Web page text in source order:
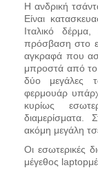
Η ανδρική
Είναι
Ιταλικό
πρόσβαση στο
αγκραφά που
μπροστά από το
δύο μεγάλες
φερμουάρ
κυρίως
διαμερίσματα.
ακόμη μεγάλη
Οι εσωτερικές
μέγεθος laptop